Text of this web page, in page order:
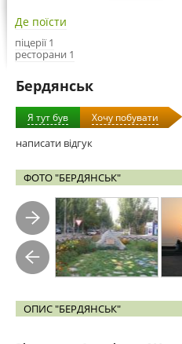
Де поїсти
піцерії 1
ресторани 1
Бердянськ
Я тут був Хочу побувати
написати відгук
ФОТО "БЕРДЯНСЬК"
ОПИС "БЕРДЯНСЬК"